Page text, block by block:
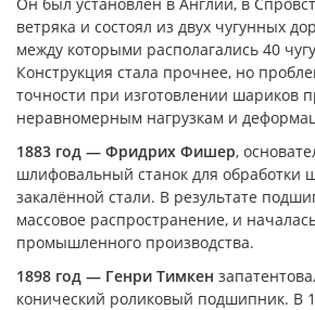
ветряка и состоял из двух чугунных
между которыми располагались 40
Конструкция стала прочнее, но
точности при изготовлении шариков
неравномерным нагрузкам и
1883 год — Фридрих Фишер,
шлифовальный станок для обработки
закалённой стали. В результате
массовое распространение, и
промышленного производства.
1898 год — Генри Тимкен
конический роликовый подшипник. В